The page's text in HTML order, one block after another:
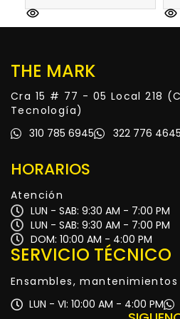
THE MARK
Cra 15 # 77 - 05 Local 218
Tecnología)
310 785 6945
322 776 4645
HORARIOS
Atención
LUN - SAB: 9:30 AM - 7:00 PM
LUN - SAB: 9:30 AM - 7:00 PM
DOM: 10:00 AM - 4:00 PM
SERVICIO TÉCNICO
Ensambles,
LUN - VI: 10:00 AM - 4:00 PM